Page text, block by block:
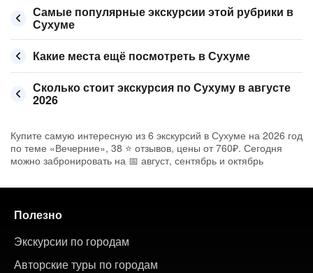
Самые популярные экскурсии этой рубрики в
Сухуме
Какие места ещё посмотреть в Сухуме
Сколько стоит экскурсия по Сухуму в августе
2026
Купите самую интересную из 6 экскурсий в Сухуме на 2026 год
по теме «Вечерние», 38 ⭐ отзывов, цены от 760₽. Сегодня
можно забронировать на 📅 август, сентябрь и октябрь
Полезно
Экскурсии по городам
Авторские туры по городам